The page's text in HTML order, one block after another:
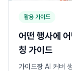
활용 가이드
어떤 행사에
칭 가이드
가이드짱 AI 커버